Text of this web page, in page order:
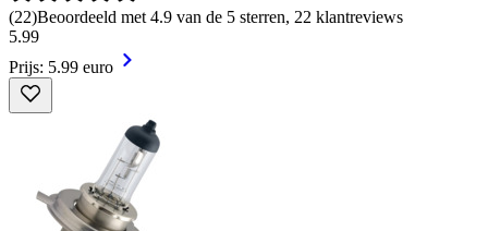
(22)Beoordeeld met 4.9 van de 5 sterren, 22 klantreviews
5.99
Prijs: 5.99 euro